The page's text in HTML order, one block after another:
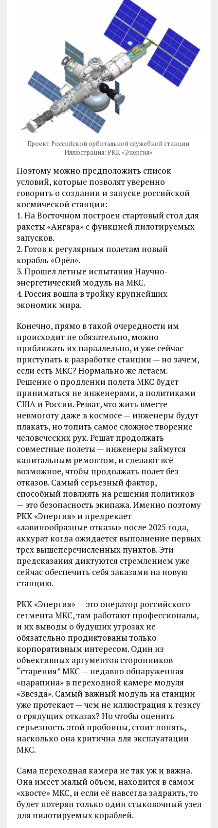
Проект Российской орбитальной служебной станции.
Иллюстрация: РКК «Энергия».
Поэтому можно предположить список
условий, которые позволят уверенно
говорить о создании и запуске российской
космической станции:
1. На Восточном построен стартовый стол для
ракеты «Ангара» с функцией пилотируемых
запусков.
2. Готов к регулярным полетам новый
корабль «Орёл».
3. Прошел летные испытания Научно-
энергетический модуль на МКС.
4. Россия вошла в тройку крупнейших
экономик мира.
Конечно, прямо в такой очередности им
происходит не обязательно, можно
приближать их параллельно, и уже сейчас
приступать к разработке станции — но зачем,
если есть МКС? Нормально же летаем.
Решение о продлении полета МКС будет
приниматься не инженерами, а политиками
США и России. Решат, что жить вместе
невмоготу даже в космосе — инженеры будут
плакать, но топить самое сложное творение
человеческих рук. Решат продолжать
совместные полеты — инженеры займутся
капитальным ремонтом, и сделают всё
возможное, чтобы продолжать полет без
отказов. Самый серьезный фактор,
способный повлиять на решения политиков
— это безопасность экипажа. Именно поэтому
РКК «Энергия» и предрекает
«лавинообразные отказы» после 2025 года,
аккурат когда ожидается выполнение первых
трех вышеперечисленных пунктов. Эти
предсказания диктуются стремлением уже
сейчас обеспечить себя заказами на новую
станцию.
РКК «Энергия» — это оператор российского
сегмента МКС, там работают профессионалы,
и их выводы о будущих угрозах не
обязательно продиктованы только
корпоративным интересом. Один из
объективных аргументов сторонников
“старения” МКС — недавно обнаруженная
«царапина» в переходной камере модуля
«Звезда». Самый важный модуль на станции
уже протекает — чем не иллюстрация к тезису
о грядущих отказах? Но чтобы оценить
серьезность этой пробоины, стоит понять,
насколько она критична для эксплуатации
МКС.
Сама переходная камера не так уж и важна.
Она имеет малый объем, находится в самом
«хвосте» МКС, и если её навсегда задраить, то
будет потерян только один стыковочный узел
для пилотируемых кораблей.